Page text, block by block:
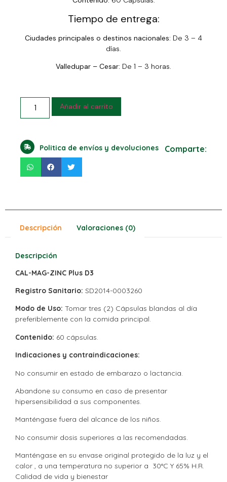
Tiempo de entrega:
Ciudades principales o destinos nacionales: De 3 – 4
días.
Valledupar – Cesar: De 1 – 3 horas.
Añadir al carrito
Politica de envíos y devoluciones Comparte:
Descripción Valoraciones (0)
Descripción
CAL-MAG-ZINC Plus D3
Registro Sanitario: SD2014-0003260
Modo de Uso: Tomar tres (2) Cápsulas blandas al día
preferiblemente con la comida principal.
Contenido: 60 cápsulas.
Indicaciones y contraindicaciones:
No consumir en estado de embarazo o lactancia.
Abandone su consumo en caso de presentar
hipersensibilidad a sus componentes.
Manténgase fuera del alcance de los niños.
No consumir dosis superiores a las recomendadas.
Manténgase en su envase original protegido de la luz y el
calor , a una temperatura no superior a 30°C Y 65% H.R.
Calidad de vida y bienestar